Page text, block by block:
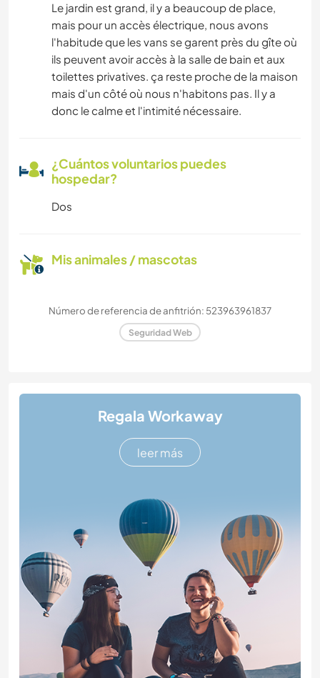
Le jardin est grand, il y a beaucoup de place,
mais pour un accès électrique, nous avons
l'habitude que les vans se garent près du gîte où
ils peuvent avoir accès à la salle de bain et aux
toilettes privatives. ça reste proche de la maison
mais d'un côté où nous n'habitons pas. Il y a
donc le calme et l'intimité nécessaire.
¿Cuántos voluntarios puedes
hospedar?
Dos
Mis animales / mascotas
Número de referencia de anfitrión: 523963961837
Seguridad Web
Regala Workaway
leer más